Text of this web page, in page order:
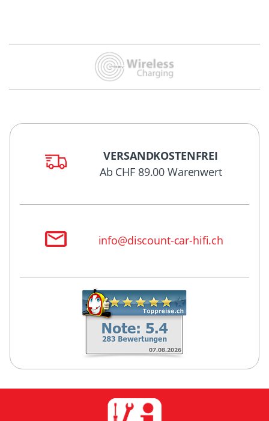
VERSANDKOSTENFREI
Ab CHF 89.00 Warenwert
info@discount-car-hifi.ch